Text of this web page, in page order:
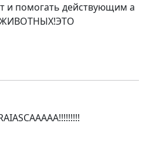
и помогать действующим а
ЖИВОТНЫХ!ЭТО